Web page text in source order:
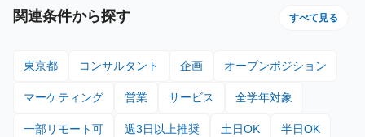
関連条件から探す すべて見る
東京都 コンサルタント 企画 オープンポジション
マーケティング 営業 サービス 全学年対象
一部リモート可 週3日以上推奨 土日OK 半日OK